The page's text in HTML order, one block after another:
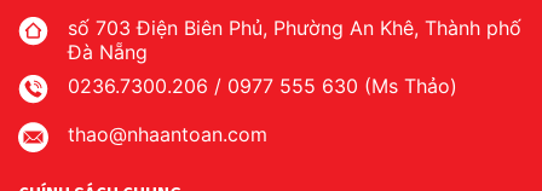
số 703 Điện Biên Phủ, Phường An Khê, Thành phố
Đà Nẵng
0236.7300.206 / 0977 555 630 (Ms Thảo)
thao@nhaantoan.com